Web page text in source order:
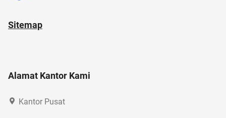
Sitemap
Alamat Kantor Kami
Kantor Pusat